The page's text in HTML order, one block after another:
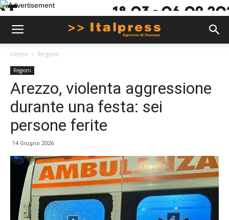
Home Regioni
Regioni
Arezzo, violenta aggressione
durante una festa: sei
persone ferite
14 Giugno 2026